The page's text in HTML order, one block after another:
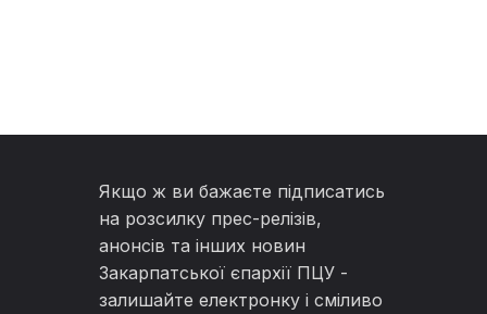
Якщо ж ви бажаєте підписатись
на розсилку прес-релізів,
анонсів та інших новин
Закарпатської єпархії ПЦУ -
залишайте електронку і сміливо